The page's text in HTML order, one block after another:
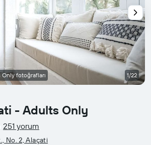
- Adults Only
251 yorum
No. 2, Alaçati
fotoğrafları 1/22